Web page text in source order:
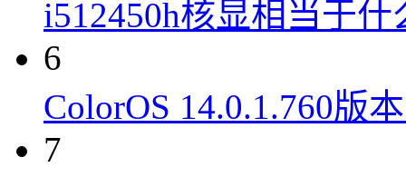
i512450h核显相当于什
6
ColorOS 14.0.1.760版
7